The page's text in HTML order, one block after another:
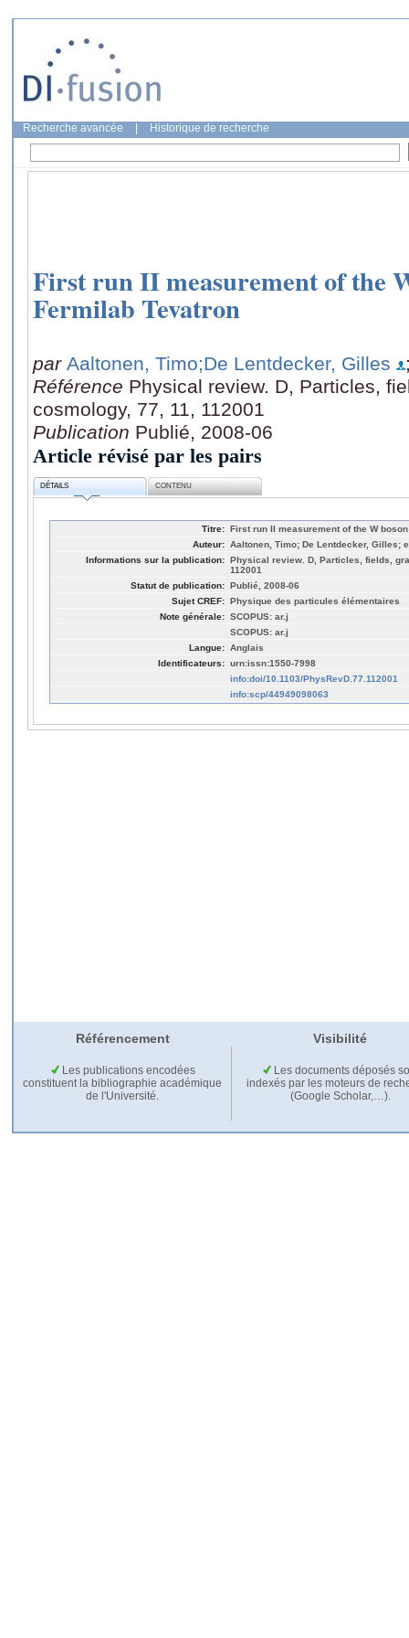
Recherche avancée Historique de recherche
First run II measurement of the
Fermilab Tevatron
par Aaltonen, Timo;De Lentdecker, Gilles
Référence Physical review. D, Particles,
cosmology, 77, 11, 112001
Publication Publié, 2008-06
Article révisé par les pairs
DÉTAILS CONTENU
Titre: First run II measurement of the W
Auteur: Aaltonen, Timo; De Lentdecker, Gilles;
Informations sur la publication: Physical review. D, Particles, fields,
112001
Statut de publication: Publié, 2008-06
Sujet CREF: Physique des particules élémentaires
Note générale: SCOPUS: ar.j
SCOPUS: ar.j
Langue: Anglais
Identificateurs: urn:issn:1550-7998
info:doi/10.1103/PhysRevD.77.112001
info:scp/44949098063
Référencement Visibilité
Les publications encodées
constituent la bibliographie académique
de l'Université.
Les documents déposés
indexés par les moteurs de
(Google Scholar,…).